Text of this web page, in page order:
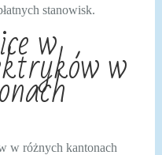
stanowisk.
w w
w różnych kantonach